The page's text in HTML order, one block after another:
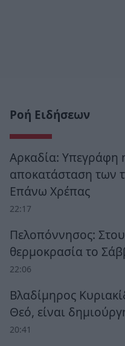
Ροή Ειδήσεων
Αρκαδία: Υπεγράφη
αποκατάσταση των
Επάνω Χρέπας
22:17
Πελοπόννησος:
θερμοκρασία το
22:06
Βλαδίμηρος
Θεό, είναι
20:41